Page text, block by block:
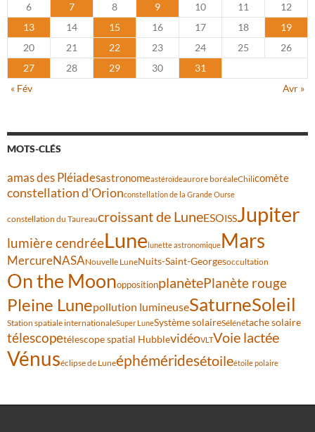
6
7 8 9 10 11
12
13
14 15 16 17 18
19
20
21 22 23 24 25
26
27
28 29 30
31
« Fév
Avr »
MOTS-CLÉS
amas des Pléiadesastronomeastéroïdeaurore boréaleChilicomète
constellation d'Orionconstellation de la Grande Ourse
constellation du Taureaucroissant de LuneESOISSJupiter
lumière cendréeLune lunette astronomiqueMars
MercureNASANouvelle LuneNuits-Saint-Georgesoccultation
On the MoonoppositionplanètePlanète rouge
Pleine Lunepollution lumineuseSaturneSoleil
Station spatiale internationaleSuper LuneSystème solaireSélénétache solaire
télescopetélescope spatial HubblevidéoVLTVoie lactée
Vénuséclipse de Luneéphéméridesétoileétoile polaire